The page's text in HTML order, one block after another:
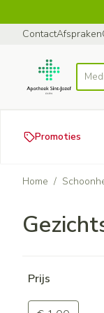
ContactAfspraken
Med
Promoties
Home /
Prijs